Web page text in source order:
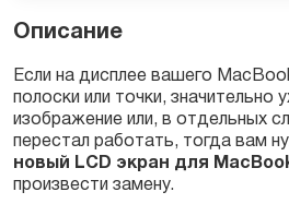
Описание
Если на дисплее вашего
полоски или точки,
изображение или, в отдельных
перестал работать, тогда вам
новый LCD экран для
произвести замену.